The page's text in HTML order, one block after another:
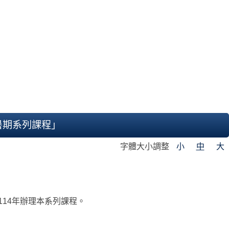
系列課程」
字體大小調整 小 中
大
年辦理本系列課程。